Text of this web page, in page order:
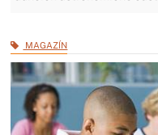
MAGAZÍN